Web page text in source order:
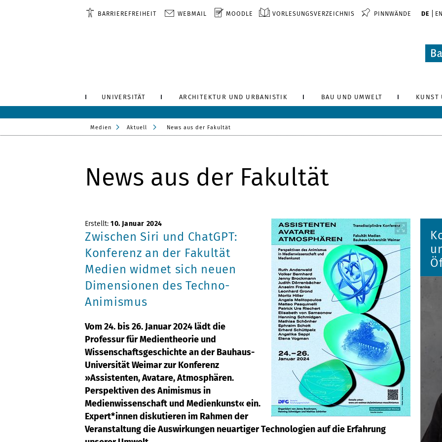
BARRIEREFREIHEIT WEBMAIL MOODLE VORLESUNGSVERZEICHNIS PINNWÄNDE DE EN
UNIVERSITÄT ARCHITEKTUR UND URBANISTIK BAU UND UMWELT KUNST
Medien Aktuell News aus der Fakultät
News aus der Fakultät
Erstellt: 10. Januar 2024
Zwischen Siri und ChatGPT:
Konferenz an der Fakultät
Medien widmet sich neuen
Dimensionen des Techno-
Animismus
Vom 24. bis 26. Januar 2024 lädt die
Professur für Medientheorie und
Wissenschaftsgeschichte an der Bauhaus-
Universität Weimar zur Konferenz
»Assistenten, Avatare, Atmosphären.
Perspektiven des Animismus in
Medienwissenschaft und Medienkunst« ein.
Expert*innen diskutieren im Rahmen der
Veranstaltung die Auswirkungen neuartiger Technologien auf die Erfahrung